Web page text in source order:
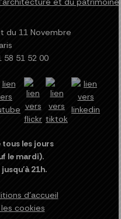
du 11 Novembre
58 51 52 00
les jours
le mardi).
21h.
d'accueil
cookies